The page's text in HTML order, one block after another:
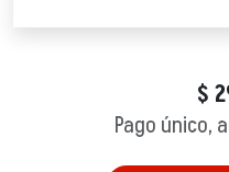
$
Pago único,